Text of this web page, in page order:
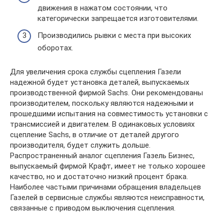
движения в нажатом состоянии, что
категорически запрещается изготовителями.
Производились рывки с места при высоких
оборотах.
Для увеличения срока службы сцепления Газели
надежной будет установка деталей, выпускаемых
производственной фирмой Sachs. Они рекомендованы
производителем, поскольку являются надежными и
прошедшими испытания на совместимость установки с
трансмиссией и двигателем. В одинаковых условиях
сцепление Sachs, в отличие от деталей другого
производителя, будет служить дольше.
Распространенный аналог сцепления Газель Бизнес,
выпускаемый фирмой Крафт, имеет не только хорошее
качество, но и достаточно низкий процент брака.
Наиболее частыми причинами обращения владельцев
Газелей в сервисные службы являются неисправности,
связанные с приводом выключения сцепления.